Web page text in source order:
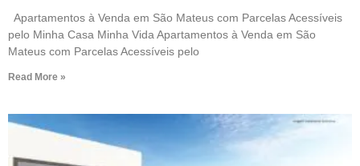
Apartamentos à Venda em São Mateus com Parcelas Acessíveis
pelo Minha Casa Minha Vida Apartamentos à Venda em São
Mateus com Parcelas Acessíveis pelo
Read More »